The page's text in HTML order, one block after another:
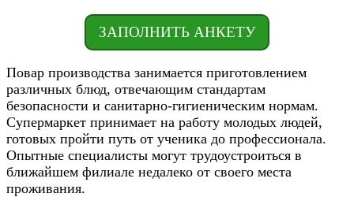
ЗАПОЛНИТЬ АНКЕТУ
Повар производства занимается приготовлением
различных блюд, отвечающим стандартам
безопасности и санитарно-гигиеническим нормам.
Супермаркет принимает на работу молодых людей,
готовых пройти путь от ученика до профессионала.
Опытные специалисты могут трудоустроиться в
ближайшем филиале недалеко от своего места
проживания.